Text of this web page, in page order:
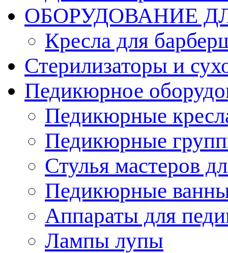
ОБОРУДОВАНИЕ
Кресла для
Стерилизаторы и
Педикюрное
Педикюрные
Педикюрные
Стулья мастеров
Педикюрные
Аппараты для
Лампы лупы